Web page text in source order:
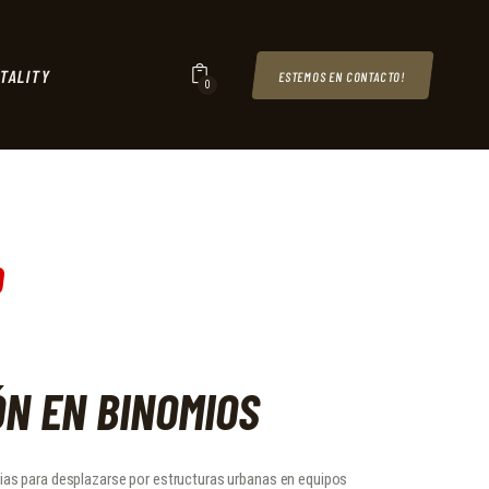
0
ESTEMOS EN CONTACTO!
Current
$2.500 ,
0
EN BINOMIOS
para desplazarse por estructuras urbanas en equipos